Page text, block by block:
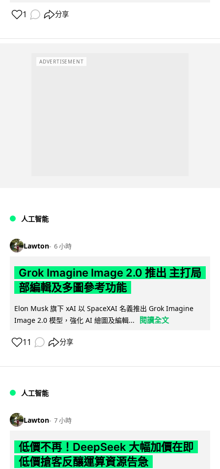
1 分享
ADVERTISEMENT
人工智能
Lawton 6 小時
Grok Imagine Image 2.0 推出 主打局
部編輯及多圖參考功能
Elon Musk 旗下 xAI 以 SpaceXAI 名義推出 Grok Imagine
Image 2.0 模型，強化 AI 繪圖及編輯...
閱讀全文
11 分享
人工智能
Lawton 7 小時
低價不再！DeepSeek 大幅加價在即
低價搶客反釀運算資源告急